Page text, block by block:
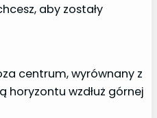
aby zostały
centrum, wyrównany z
horyzontu wzdłuż górnej